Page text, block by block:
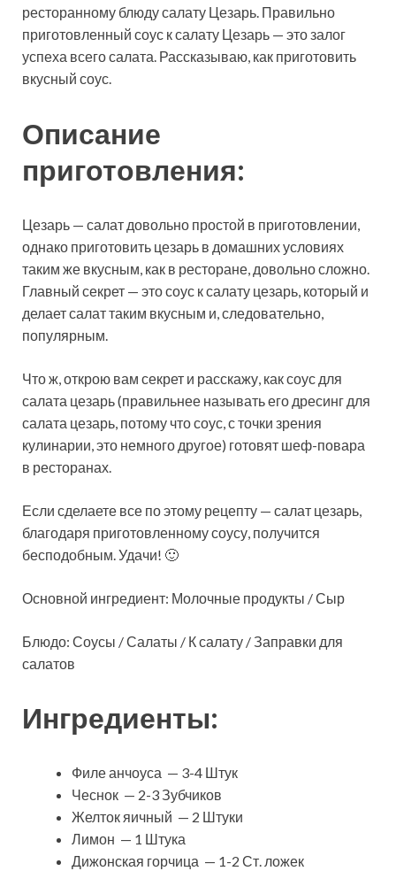
ресторанному блюду салату Цезарь. Правильно
приготовленный соус к салату Цезарь — это залог
успеха всего салата. Рассказываю, как приготовить
вкусный соус.
Описание
приготовления:
Цезарь — салат довольно простой в приготовлении,
однако приготовить цезарь в домашних условиях
таким же вкусным, как в ресторане, довольно сложно.
Главный секрет — это соус к салату цезарь, который и
делает салат таким вкусным и, следовательно,
популярным.
Что ж, открою вам секрет и расскажу, как соус для
салата цезарь (правильнее называть его дресинг для
салата цезарь, потому что соус, с точки зрения
кулинарии, это немного другое) готовят шеф-повара
в ресторанах.
Если сделаете все по этому рецепту — салат цезарь,
благодаря приготовленному соусу, получится
бесподобным. Удачи! 🙂
Основной ингредиент: Молочные продукты / Сыр
Блюдо: Соусы / Салаты / К салату / Заправки для
салатов
Ингредиенты:
Филе анчоуса — 3-4 Штук
Чеснок — 2-3 Зубчиков
Желток яичный — 2 Штуки
Лимон — 1 Штука
Дижонская горчица — 1-2 Ст. ложек